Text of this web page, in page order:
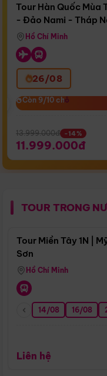
Còn16 ngày 13:31:51
Bay Sun Phuquoc
Tour Hàn Quốc Mùa
- Đảo Nami - Tháp
Airways)
Hồ Chí Minh
26/08
Còn 9/10 chỗ
Còn 9/10 chỗ
13.999.000đ -14%
11.999.000đ
TOUR TRONG
Tour Miền Tây 1N |
Sơn
Hồ Chí Minh
14/08 16/08
Liên hệ